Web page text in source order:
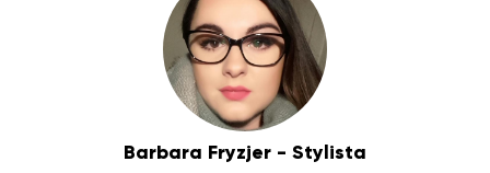
Barbara Fryzjer - Stylista